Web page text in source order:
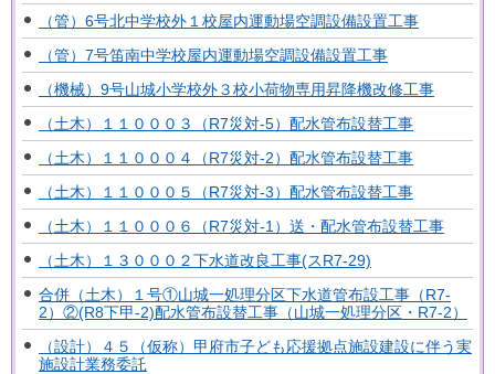
（管）6号北中学校外１校屋内運動場空調設備設置工事
（管）7号笛南中学校屋内運動場空調設備設置工事
（機械）9号山城小学校外３校小荷物専用昇降機改修工事
（土木）１１０００３（R7災対-5）配水管布設替工事
（土木）１１０００４（R7災対-2）配水管布設替工事
（土木）１１０００５（R7災対-3）配水管布設替工事
（土木）１１０００６（R7災対-1）送・配水管布設替工事
（土木）１３０００２下水道改良工事(スR7-29)
合併（土木）１号①山城一処理分区下水道管布設工事（R7-
2）②(R8下甲-2)配水管布設替工事（山城一処理分区・R7-2）
（設計）４５（仮称）甲府市子ども応援拠点施設建設に伴う実
施設計業務委託